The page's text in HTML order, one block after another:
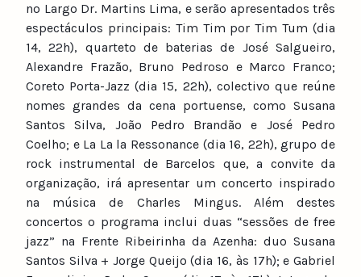
no Largo Dr. Martins Lima, e serão apresentados três
espectáculos principais: Tim Tim por Tim Tum (dia
14, 22h), quarteto de baterias de José Salgueiro,
Alexandre Frazão, Bruno Pedroso e Marco Franco;
Coreto Porta-Jazz (dia 15, 22h), colectivo que reúne
nomes grandes da cena portuense, como Susana
Santos Silva, João Pedro Brandão e José Pedro
Coelho; e La La la Ressonance (dia 16, 22h), grupo de
rock instrumental de Barcelos que, a convite da
organização, irá apresentar um concerto inspirado
na música de Charles Mingus. Além destes
concertos o programa inclui duas “sessões de free
jazz” na Frente Ribeirinha da Azenha: duo Susana
Santos Silva + Jorge Queijo (dia 16, às 17h); e Gabriel